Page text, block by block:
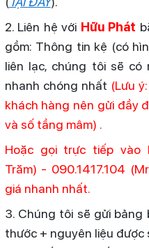
2. Liên hệ với Hữu Phát
gồm: Thông tin kệ (có
liên lạc, chúng tôi sẽ có
nhanh chóng nhất (Lưu
khách hàng nên gửi đầy
và số tầng mâm) .
Hoặc gọi trực tiếp vào
Trăm) - 090.1417.104
giá nhanh nhất.
3. Chúng tôi sẽ gửi bảng
thước + nguyên liệu